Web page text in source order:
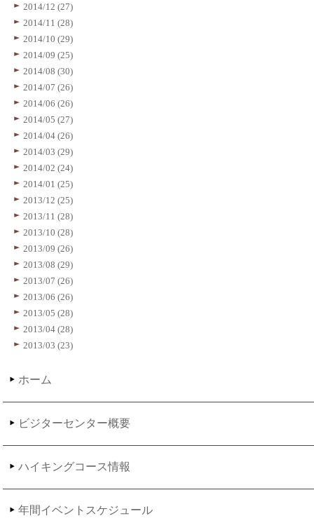
2014/12 (27)
2014/11 (28)
2014/10 (29)
2014/09 (25)
2014/08 (30)
2014/07 (26)
2014/06 (26)
2014/05 (27)
2014/04 (26)
2014/03 (29)
2014/02 (24)
2014/01 (25)
2013/12 (25)
2013/11 (28)
2013/10 (28)
2013/09 (26)
2013/08 (29)
2013/07 (26)
2013/06 (26)
2013/05 (28)
2013/04 (28)
2013/03 (23)
ホーム
ビジターセンター概要
ハイキングコース情報
年間イベントスケジュール